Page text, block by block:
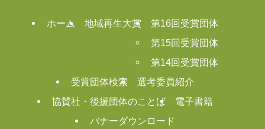
ホーム 地域再生大賞
第16回受賞団体
第15回受賞団体
第14回受賞団体
受賞団体検索
選考委員紹介
協賛社・後援団体のことば
電子書籍
バナーダウンロード